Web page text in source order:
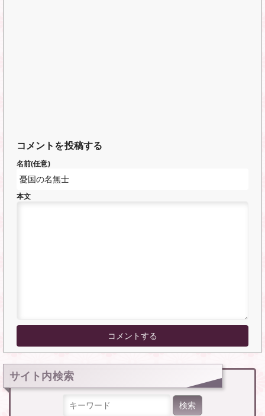
コメントを投稿する
名前(任意)
本文
サイト内検索